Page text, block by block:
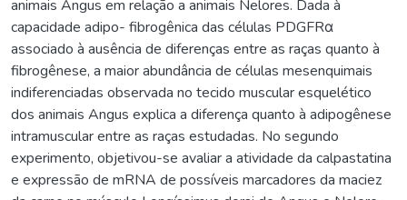
animais Angus em relação a animais Nelores. Dada à
capacidade adipo- fibrogênica das células PDGFRα
associado à ausência de diferenças entre as raças quanto à
fibrogênese, a maior abundância de células mesenquimais
indiferenciadas observada no tecido muscular esquelético
dos animais Angus explica a diferença quanto à adipogênese
intramuscular entre as raças estudadas. No segundo
experimento, objetivou-se avaliar a atividade da calpastatina
e expressão de mRNA de possíveis marcadores da maciez